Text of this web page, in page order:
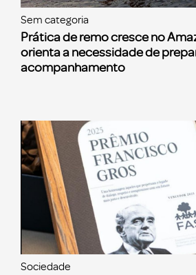
Sem categoria
Prática de remo cresce no
orienta a necessidade de
acompanhamento
Sociedade